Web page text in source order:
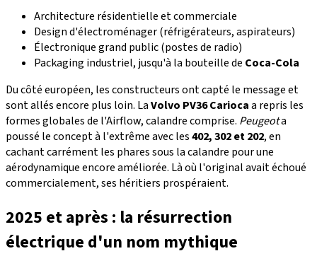
Architecture résidentielle et commerciale
Design d'électroménager (réfrigérateurs, aspirateurs)
Électronique grand public (postes de radio)
Packaging industriel, jusqu'à la bouteille de Coca-Cola
Du côté européen, les constructeurs ont capté le message et
sont allés encore plus loin. LaVolvo PV36 Cariocaa repris les
formes globales de l'Airflow, calandre comprise. Peugeota
poussé le concept à l'extrême avec les402, 302 et 202, en
cachant carrément les phares sous la calandre pour une
aérodynamique encore améliorée. Là où l'original avait échoué
commercialement, ses héritiers prospéraient.
2025 et après : la résurrection
électrique d'un nom mythique